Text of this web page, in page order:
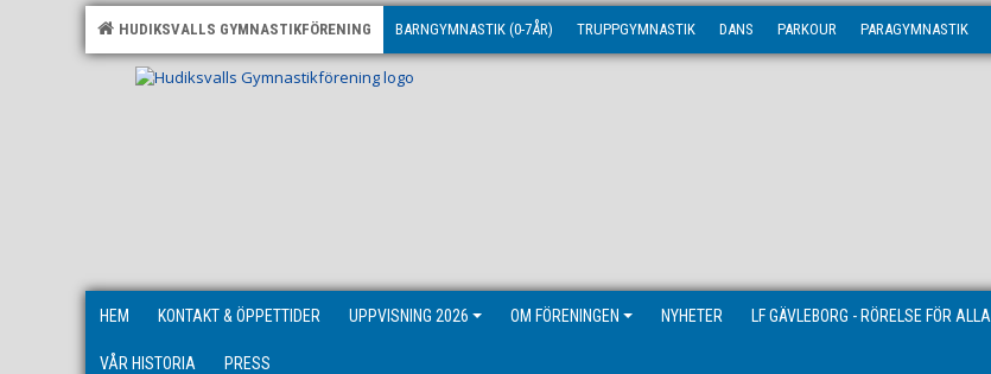
HUDIKSVALLS GYMNASTIKFÖRENING BARNGYMNASTIK (0-7ÅR) TRUPPGYMNASTIK DANS PARKOUR PARAGYMNASTIK
HEM KONTAKT & ÖPPETTIDER UPPVISNING 2026 OM FÖRENINGEN NYHETER LF GÄVLEBORG - RÖRELSE FÖR ALLA
VÅR HISTORIA PRESS